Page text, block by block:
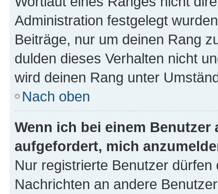
Administration festgelegt
Beiträge, nur um deinen Rang
dulden dieses Verhalten nicht
wird deinen Rang unter
Nach oben
Wenn ich bei einem
aufgefordert, mich
Nur registrierte Benutzer
Nachrichten an andere